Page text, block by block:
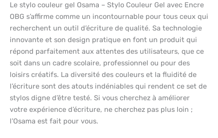
Le stylo couleur gel Osama – Stylo Couleur Gel avec Encre
OBG s’affirme comme un incontournable pour tous ceux qui
recherchent un outil d’écriture de qualité. Sa technologie
innovante et son design pratique en font un produit qui
répond parfaitement aux attentes des utilisateurs, que ce
soit dans un cadre scolaire, professionnel ou pour des
loisirs créatifs. La diversité des couleurs et la fluidité de
l’écriture sont des atouts indéniables qui rendent ce set de
stylos digne d’être testé. Si vous cherchez à améliorer
votre expérience d’écriture, ne cherchez pas plus loin ;
l’Osama est fait pour vous.